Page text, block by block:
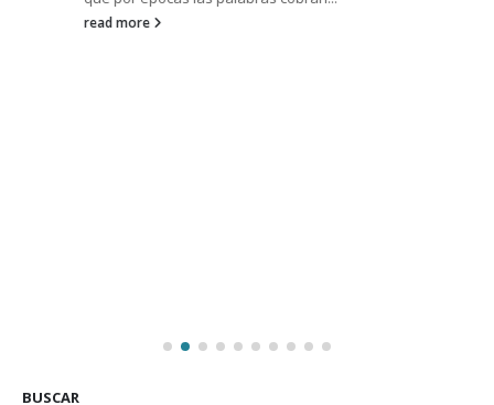
read more
BUSCAR